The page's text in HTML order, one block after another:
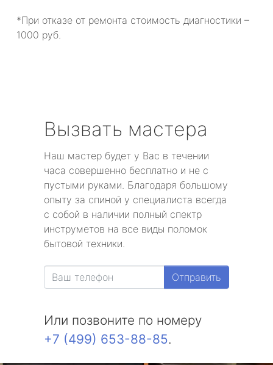
*При отказе от ремонта стоимость диагностики –
1000 руб.
Вызвать мастера
Наш мастер будет у Вас в течении
часа совершенно бесплатно и не с
пустыми руками. Благодаря большому
опыту за спиной у специалиста всегда
с собой в наличии полный спектр
инструметов на все виды поломок
бытовой техники.
Отправить
Или позвоните по номеру
+7 (499) 653-88-85.